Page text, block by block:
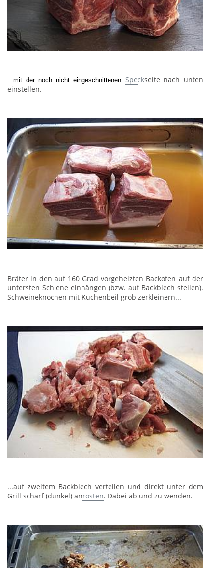
...mit der noch nicht eingeschnittenen Speckseite nach unten
einstellen.
Bräter in den auf 160 Grad vorgeheizten Backofen auf der
untersten Schiene einhängen (bzw. auf Backblech stellen).
Schweineknochen mit Küchenbeil grob zerkleinern...
...auf zweitem Backblech verteilen und direkt unter dem
Grill scharf (dunkel) anrösten. Dabei ab und zu wenden.